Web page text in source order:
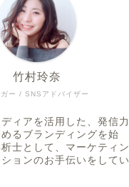
ガー / SNSアドバイザー
竹村玲奈
ィアを活用した、発信力
るブランディングを始
士として、マーケティン
ョンのお手伝いをしてい